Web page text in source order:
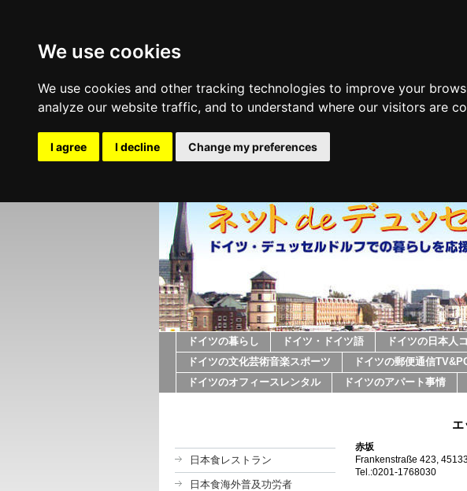
We use cookies
We use cookies and other tracking technologies to improve your
analyze our website traffic, and to understand where our visitors are
I agree I decline Change my preferences
ドイツの暮らし ドイツ・ドイツ語 ドイツの日本人
ドイツの文化芸術音楽スポーツ
ドイツの郵便通信
ドイツのオフィースレンタル
ドイツのアパート事情
日本食レストラン
日本食海外普及功労者
赤坂
Frankenstraße 423,
Tel.:0201-1768030